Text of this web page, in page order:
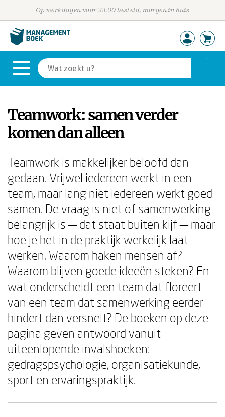
Op werkdagen voor 23:00 besteld, morgen in huis
Teamwork: samen verder
komen dan alleen
Teamwork is makkelijker beloofd dan
gedaan. Vrijwel iedereen werkt in een
team, maar lang niet iedereen werkt goed
samen. De vraag is niet of samenwerking
belangrijk is — dat staat buiten kijf — maar
hoe je het in de praktijk werkelijk laat
werken. Waarom haken mensen af?
Waarom blijven goede ideeën steken? En
wat onderscheidt een team dat floreert
van een team dat samenwerking eerder
hindert dan versnelt? De boeken op deze
pagina geven antwoord vanuit
uiteenlopende invalshoeken:
gedragspsychologie, organisatiekunde,
sport en ervaringspraktijk.